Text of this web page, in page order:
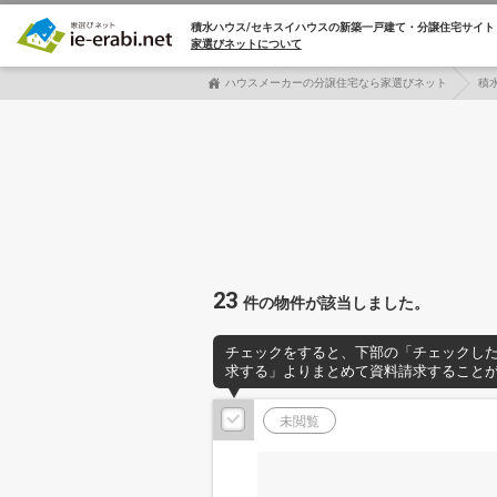
積水ハウス/セキスイハウスの新築一戸建て・分譲住宅サイト
家選びネットについて
ハウスメーカーの分譲住宅なら家選びネット 積
23 件の物件が該当しました。
チェックをすると、下部の「チェックし
求する」よりまとめて資料請求すること
未閲覧